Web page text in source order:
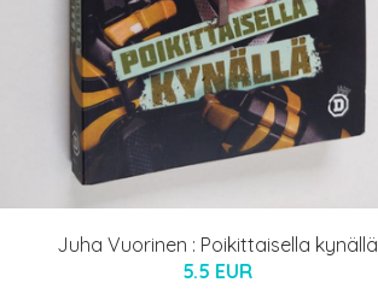
Juha Vuorinen : Poikittaisella kynällä
5.5 EUR